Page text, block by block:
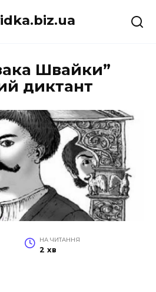
Швайки”
диктант
НА ЧИТАННЯ
2 хв